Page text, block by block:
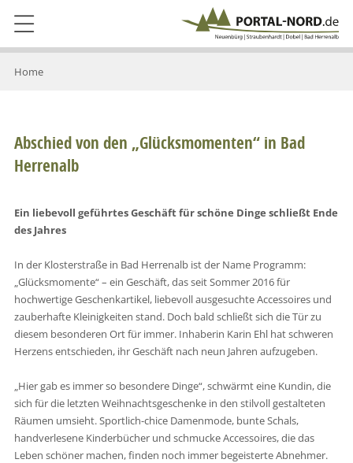
Home
Abschied von den „Glücksmomenten“ in Bad
Herrenalb
Ein liebevoll geführtes Geschäft für schöne Dinge schließt Ende
des Jahres
In der Klosterstraße in Bad Herrenalb ist der Name Programm:
„Glücksmomente“ – ein Geschäft, das seit Sommer 2016 für
hochwertige Geschenkartikel, liebevoll ausgesuchte Accessoires und
zauberhafte Kleinigkeiten stand. Doch bald schließt sich die Tür zu
diesem besonderen Ort für immer. Inhaberin Karin Ehl hat schweren
Herzens entschieden, ihr Geschäft nach neun Jahren aufzugeben.
„Hier gab es immer so besondere Dinge“, schwärmt eine Kundin, die
sich für die letzten Weihnachtsgeschenke in den stilvoll gestalteten
Räumen umsieht. Sportlich-chice Damenmode, bunte Schals,
handverlesene Kinderbücher und schmucke Accessoires, die das
Leben schöner machen, finden noch immer begeisterte Abnehmer.